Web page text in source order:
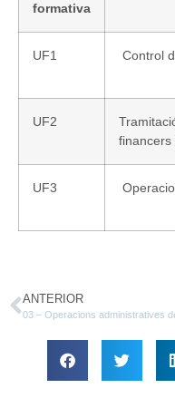
formativa
UF1 Control
UF2
financers
UF3
ANTERIOR